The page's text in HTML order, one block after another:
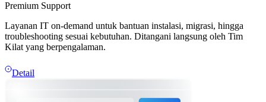
Premium Support
Layanan IT on-demand untuk bantuan instalasi, migrasi, hingga
troubleshooting sesuai kebutuhan. Ditangani langsung oleh Tim
Kilat yang berpengalaman.
Detail